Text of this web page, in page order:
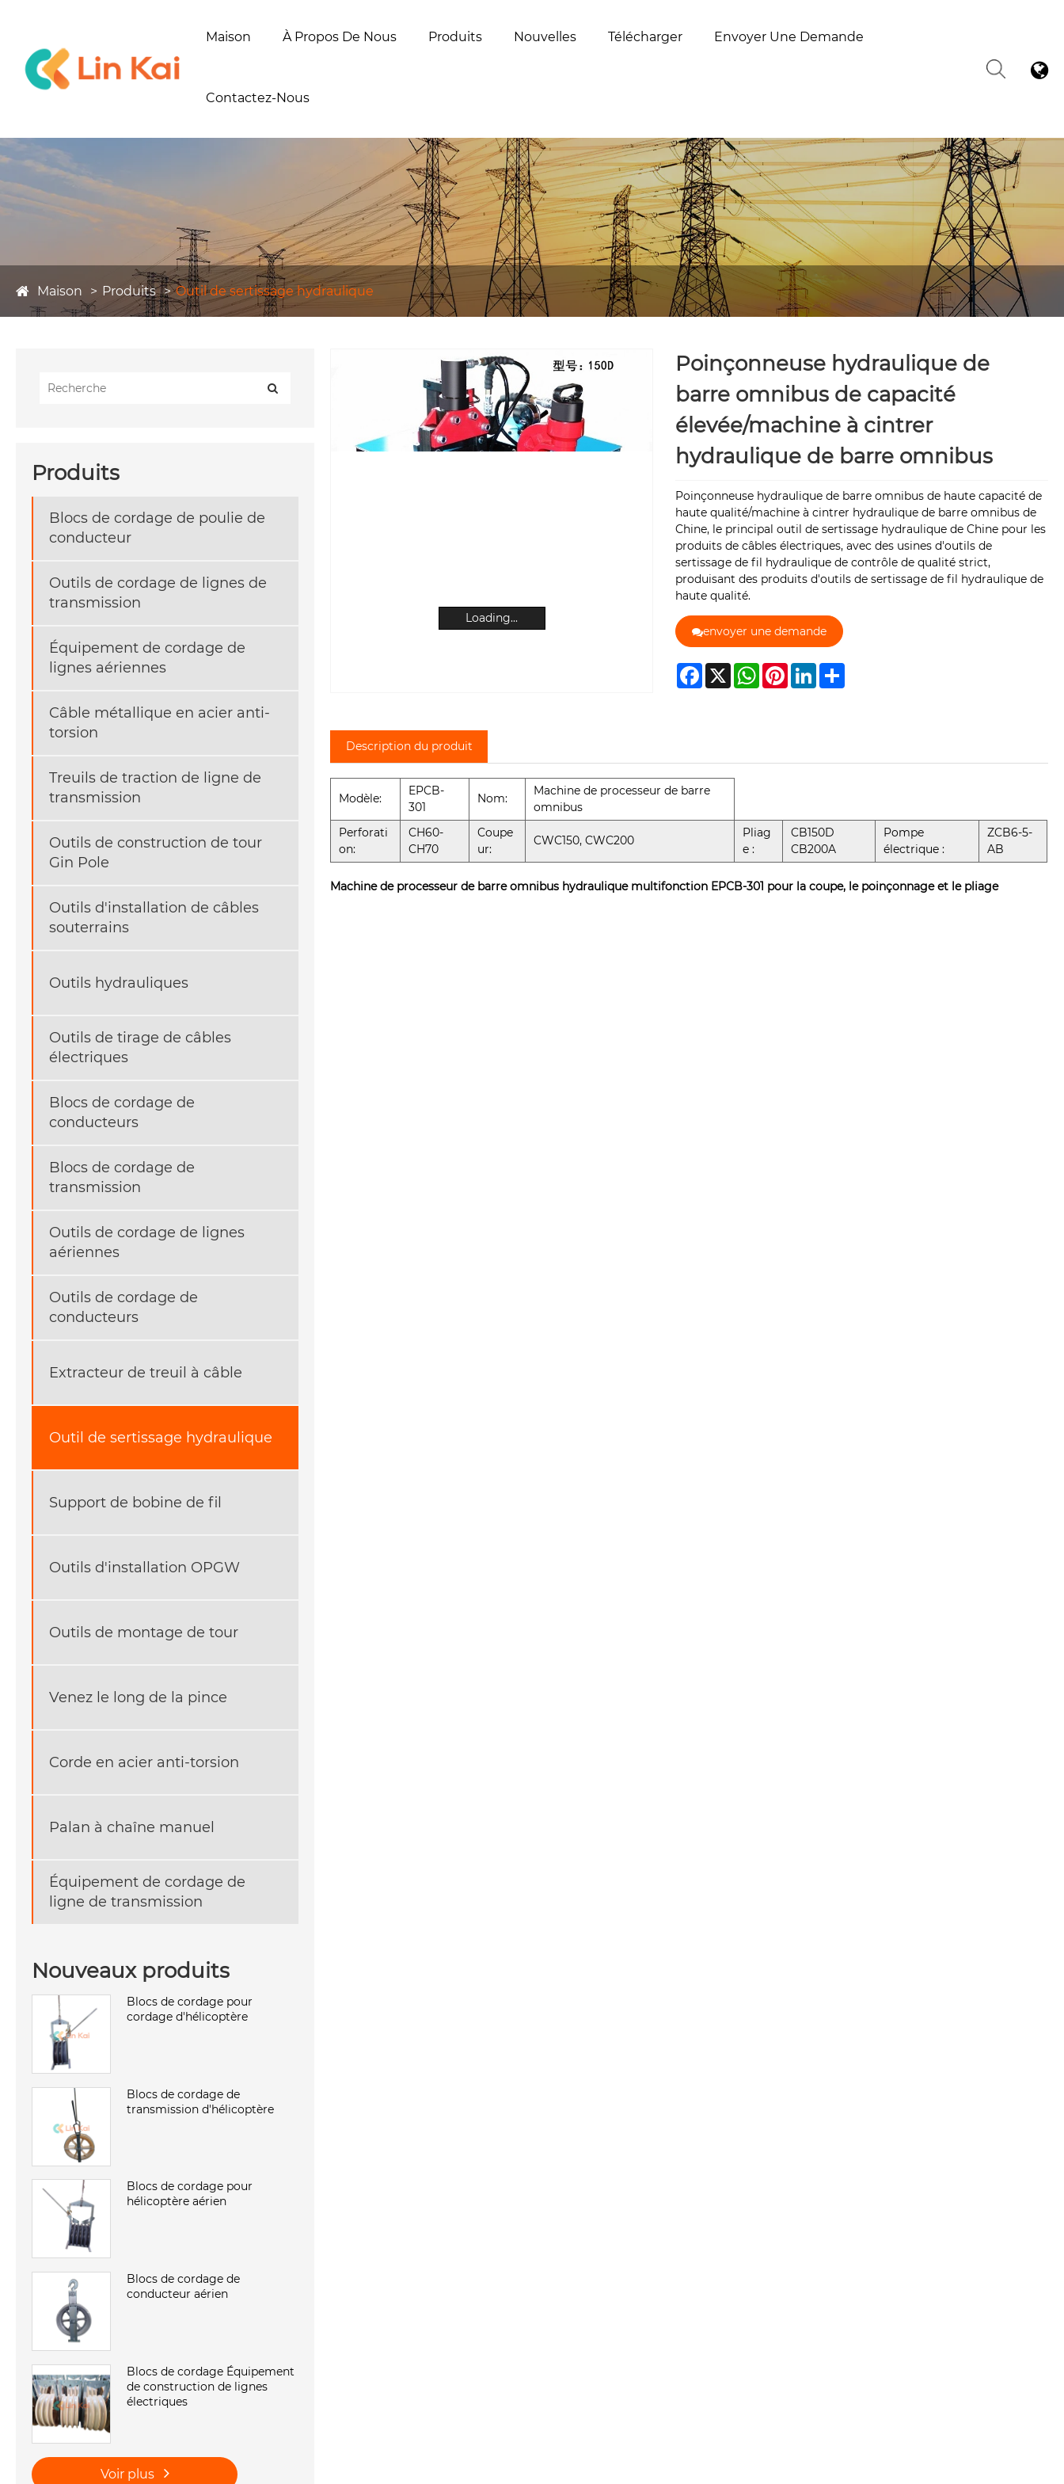
Maison À Propos De Nous Produits Nouvelles Télécharger Envoyer Une Demande
Contactez-Nous
Maison Produits Outil de sertissage hydraulique
Produits
Blocs de cordage de poulie de
conducteur
Outils de cordage de lignes de
transmission
Équipement de cordage de
lignes aériennes
Câble métallique en acier anti-
torsion
Treuils de traction de ligne de
transmission
Outils de construction de tour
Gin Pole
Outils d'installation de câbles
souterrains
Outils hydrauliques
Outils de tirage de câbles
électriques
Blocs de cordage de
conducteurs
Blocs de cordage de
transmission
Outils de cordage de lignes
aériennes
Outils de cordage de
conducteurs
Extracteur de treuil à câble
Outil de sertissage hydraulique
Support de bobine de fil
Outils d'installation OPGW
Outils de montage de tour
Venez le long de la pince
Corde en acier anti-torsion
Palan à chaîne manuel
Équipement de cordage de
ligne de transmission
Nouveaux produits
Blocs de cordage pour
cordage d'hélicoptère
Blocs de cordage de
transmission d'hélicoptère
Blocs de cordage pour
hélicoptère aérien
Blocs de cordage de
conducteur aérien
Blocs de cordage Équipement
de construction de lignes
électriques
Voir plus
Loading...
Poinçonneuse hydraulique de
barre omnibus de capacité
élevée/machine à cintrer
hydraulique de barre omnibus
Poinçonneuse hydraulique de barre omnibus de haute capacité de
haute qualité/machine à cintrer hydraulique de barre omnibus de
Chine, le principal outil de sertissage hydraulique de Chine pour les
produits de câbles électriques, avec des usines d'outils de
sertissage de fil hydraulique de contrôle de qualité strict,
produisant des produits d'outils de sertissage de fil hydraulique de
haute qualité.
envoyer une demande
Facebook
X WhatsApp
PinterestLinkedInShare
Description du produit
Modèle:
EPCB-
301
Nom:
Machine de processeur de barre
omnibus
Perforati
on:
CH60-
CH70
Coupe
ur:
CWC150, CWC200
Pliag
e :
CB150D
CB200A
Pompe
électrique :
ZCB6-5-
AB
Machine de processeur de barre omnibus hydraulique multifonction EPCB-301 pour la coupe, le poinçonnage et le pliage